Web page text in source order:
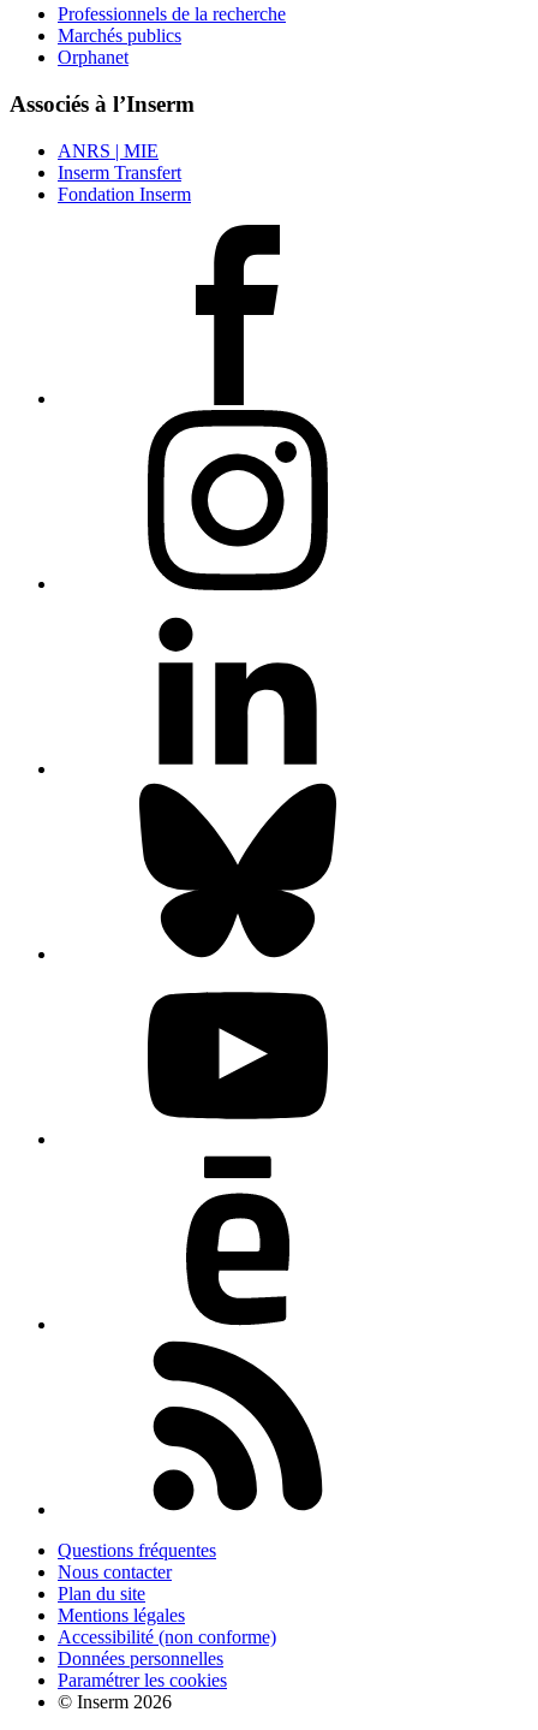
Professionnels de la recherche
Marchés publics
Orphanet
Associés à l’Inserm
ANRS | MIE
Inserm Transfert
Fondation Inserm
Questions fréquentes
Nous contacter
Plan du site
Mentions légales
Accessibilité (non conforme)
Données personnelles
Paramétrer les cookies
© Inserm 2026